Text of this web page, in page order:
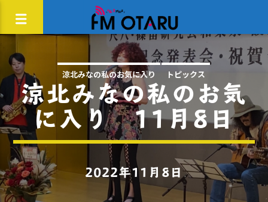
涼北みなの私のお気に入り トピックス
涼北みなの私のお気
に入り 11月8日
2022年11月8日